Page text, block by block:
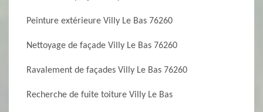
Peinture extérieure Villy Le Bas 76260
Nettoyage de façade Villy Le Bas 76260
Ravalement de façades Villy Le Bas 76260
Recherche de fuite toiture Villy Le Bas